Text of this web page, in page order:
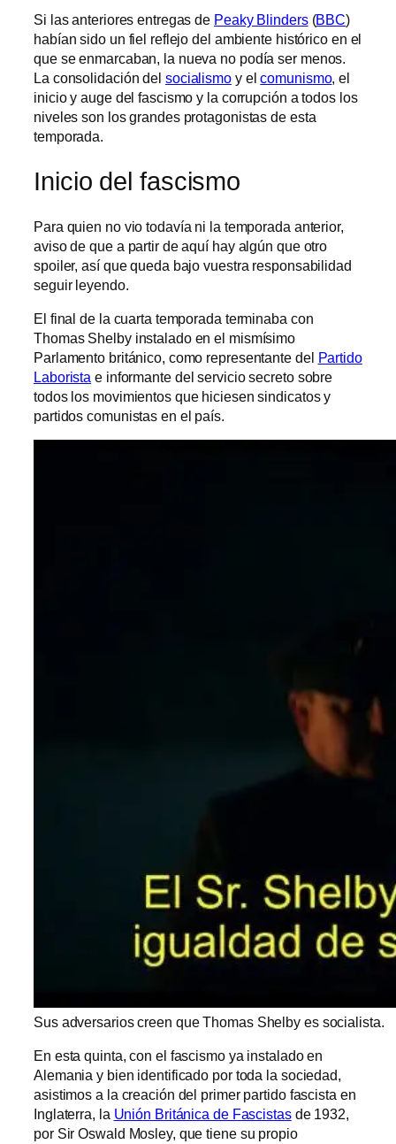
Si las anteriores entregas de Peaky Blinders(BBC)
habían sido un fiel reflejo del ambiente histórico en el
que se enmarcaban, la nueva no podía ser menos.
La consolidación del socialismoy elcomunismo, el
inicio y auge del fascismo y la corrupción a todos los
niveles son los grandes protagonistas de esta
temporada.
Inicio del fascismo
Para quien no vio todavía ni la temporada anterior,
aviso de que a partir de aquí hay algún que otro
spoiler, así que queda bajo vuestra responsabilidad
seguir leyendo.
El final de la cuarta temporada terminaba con
Thomas Shelby instalado en el mismísimo
Parlamento británico, como representante del Partido
Laborista e informante del servicio secreto sobre
todos los movimientos que hiciesen sindicatos y
partidos comunistas en el país.
Sus adversarios creen que Thomas Shelby es socialista.
En esta quinta, con el fascismo ya instalado en
Alemania y bien identificado por toda la sociedad,
asistimos a la creación del primer partido fascista en
Inglaterra, la Unión Británica de Fascistasde 1932,
por Sir Oswald Mosley, que tiene su propio